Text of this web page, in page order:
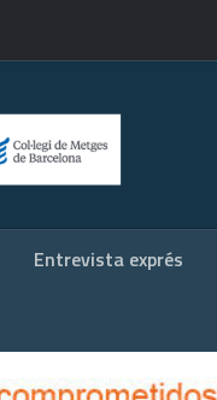
Entrevista exprés